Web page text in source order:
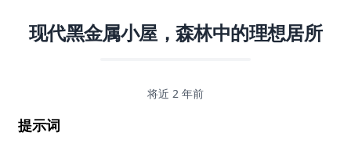
现代黑金属小屋，森林中的理想居所
将近 2 年前
提示词